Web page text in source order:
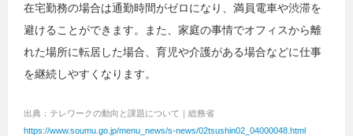
在宅勤務の場合は通勤時間がゼロになり、満員電車や渋滞を
避けることができます。また、家庭の事情でオフィスから離
れた場所に転居した場合、育児や介護がある場合などに仕事
を継続しやすくなります。
出典：テレワークの動向と課題について｜総務省
https://www.soumu.go.jp/menu_news/s-news/02tsushin02_04000048.html